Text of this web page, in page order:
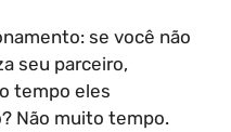
se você não
seu parceiro,
tempo eles
Não muito tempo.